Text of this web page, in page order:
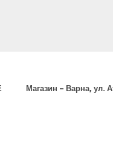
Магазин - Варна, ул.